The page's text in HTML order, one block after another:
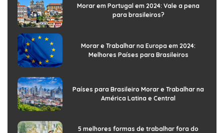
Morar em Portugal em 2024: Vale a pena
para brasileiros?
Morar e Trabalhar na Europa em 2024:
Melhores Países para Brasileiros
Países para Brasileiro Morar e Trabalhar na
América Latina e Central
5 melhores formas de trabalhar fora do